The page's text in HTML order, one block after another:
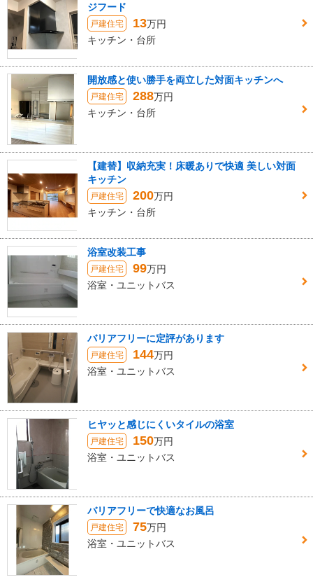
ジフード
戸建住宅 13万円
キッチン・台所
開放感と使い勝手を両立した対面キッチンへ
戸建住宅 288万円
キッチン・台所
【建替】収納充実！床暖ありで快適 美しい対面
キッチン
戸建住宅 200万円
キッチン・台所
浴室改装工事
戸建住宅 99万円
浴室・ユニットバス
バリアフリーに定評があります
戸建住宅 144万円
浴室・ユニットバス
ヒヤッと感じにくいタイルの浴室
戸建住宅 150万円
浴室・ユニットバス
バリアフリーで快適なお風呂
戸建住宅 75万円
浴室・ユニットバス